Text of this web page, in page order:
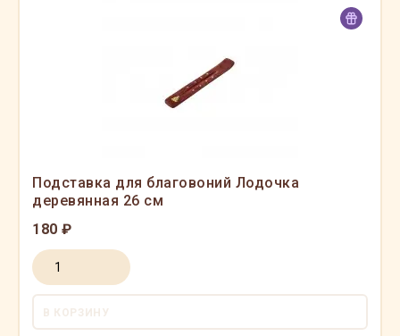
Подставка для благовоний Лодочка
деревянная 26 см
180 ₽
В КОРЗИНУ